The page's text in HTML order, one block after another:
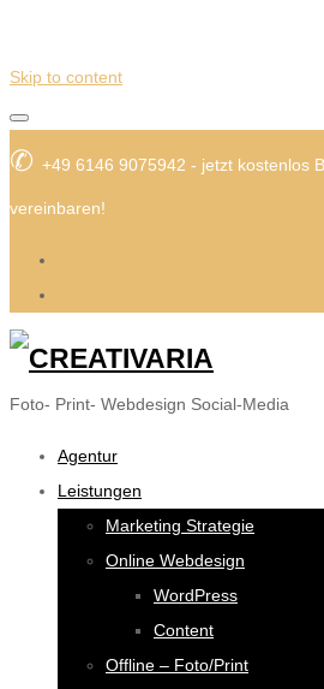
Skip to content
✆ +49 6146 9075942 - jetzt kostenlos
vereinbaren!
Foto- Print- Webdesign Social-Media
Agentur
Leistungen
Marketing Strategie
Online Webdesign
WordPress
Content
Offline – Foto/Print